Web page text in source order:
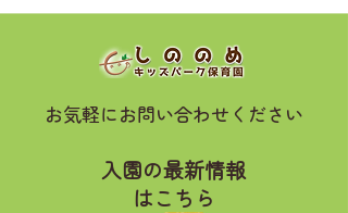
お気軽にお問い合わせください
入園の最新情報
はこちら